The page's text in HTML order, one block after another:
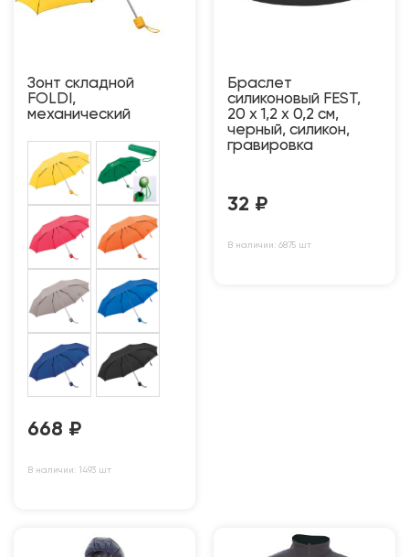
Зонт складной
FOLDI,
механический
668 ₽
В наличии: 1493 шт
Браслет
силиконовый FEST,
20 x 1,2 x 0,2 см,
черный, силикон,
гравировка
32 ₽
В наличии: 6875 шт